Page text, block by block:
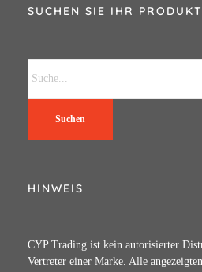
SUCHEN SIE IHR
Suchen
HINWEIS
CYP Trading ist kein autorisierter
Vertreter einer Marke. Alle